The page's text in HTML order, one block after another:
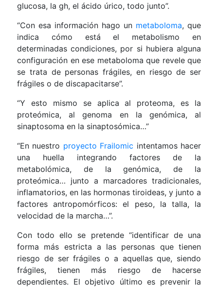
glucosa, la gh, el ácido úrico, todo junto”.
“Con esa información hago un metaboloma, que
indica cómo está el metabolismo en
determinadas condiciones, por si hubiera alguna
configuración en ese metaboloma que revele que
se trata de personas frágiles, en riesgo de ser
frágiles o de discapacitarse”.
“Y esto mismo se aplica al proteoma, es la
proteómica, al genoma en la genómica, al
sinaptosoma en la sinaptosómica…”
“En nuestro proyecto Frailomic intentamos hacer
una huella integrando factores de la
metabolómica, de la genómica, de la
proteómica… junto a marcadores tradicionales,
inflamatorios, en las hormonas tiroideas, y junto a
factores antropomórficos: el peso, la talla, la
velocidad de la marcha…”.
Con todo ello se pretende “identificar de una
forma más estricta a las personas que tienen
riesgo de ser frágiles o a aquellas que, siendo
frágiles, tienen más riesgo de hacerse
dependientes. El objetivo último es prevenir la